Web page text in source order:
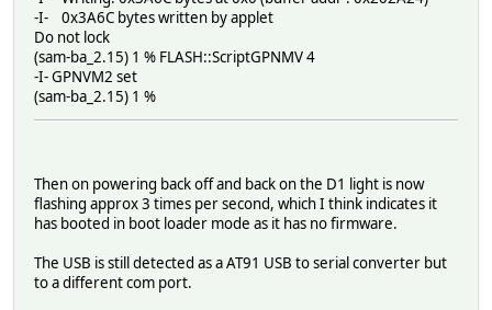
-I- 0x3A6C bytes written by applet
Do not lock
(sam-ba_2.15) 1 % FLASH::ScriptGPNMV 4
-I- GPNVM2 set
(sam-ba_2.15) 1 %
Then on powering back off and back on the D1 light is now
flashing approx 3 times per second, which I think indicates it
has booted in boot loader mode as it has no firmware.
The USB is still detected as a AT91 USB to serial converter but
to a different com port.